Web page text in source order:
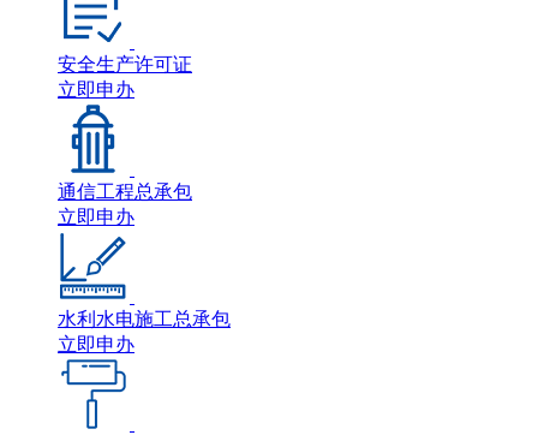
安全生产许可证
立即申办
通信工程总承包
立即申办
水利水电施工总承包
立即申办